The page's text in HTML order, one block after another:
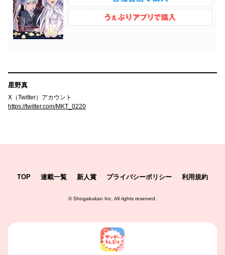
星野真
X（Twitter）アカウント
https://twitter.com/MKT_0220
TOP 連載一覧 新人賞 プライバシーポリシー 利用規約
©Shogakukan Inc. All rights reserved.